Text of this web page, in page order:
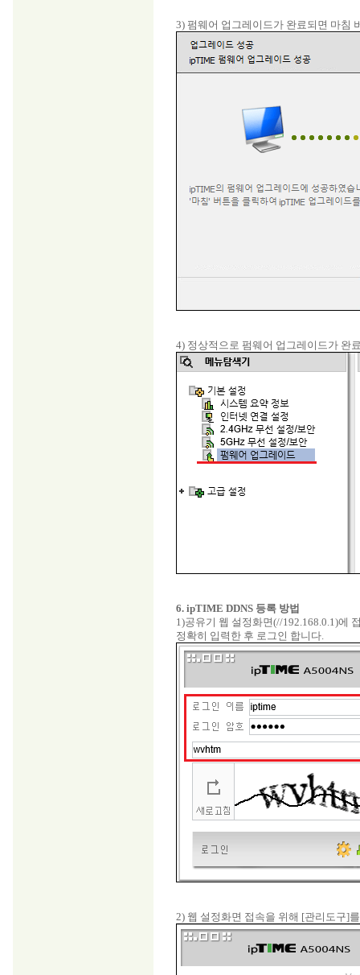
3) 펌웨어 업그레이드가 완료되면 마침
4) 정상적으로 펌웨어 업그레이드가 완
6. ipTIME DDNS 등록 방법
1)공유기 웹 설정화면(//192.168.0.1)에
정확히 입력한 후 로그인 합니다.
2) 웹 설정화면 접속을 위해 [관리도구]